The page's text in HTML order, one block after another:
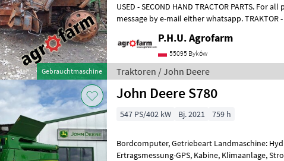
Gebrauchtmaschine
USED - SECOND HAND TRACTOR PARTS. For
message by e-mail either whatsapp. TRAKTOR -
P.H.U. Agrofarm
55095 Byków
Traktoren / John Deere
John Deere S780
547 PS/402 kW Bj. 2021 759 h
Bordcomputer, Getriebeart Landmaschine:
Ertragsmessung-GPS, Kabine, Klimaanlage,